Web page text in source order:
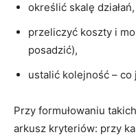
określić skalę działań,
przeliczyć koszty i
posadzić),
ustalić kolejność –
Przy formułowaniu
arkusz kryteriów: przy